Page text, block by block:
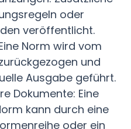
oder
veröffentlicht.
Norm wird vom
und
Ausgabe geführt.
Dokumente: Eine
kann durch eine
oder ein